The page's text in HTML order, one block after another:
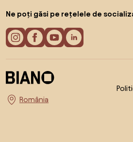
Ne poți găsi pe rețelele de
Alege țara